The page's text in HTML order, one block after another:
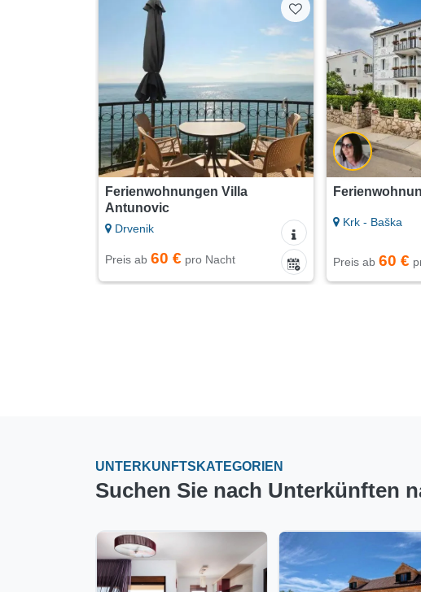
Ferienwohnungen Villa
Antunovic
Drvenik
Preis ab 60 € pro Nacht
Krk - Baška
Preis ab 60 €
UNTERKUNFTSKATEGORIEN
Suchen Sie nach Unterkünften